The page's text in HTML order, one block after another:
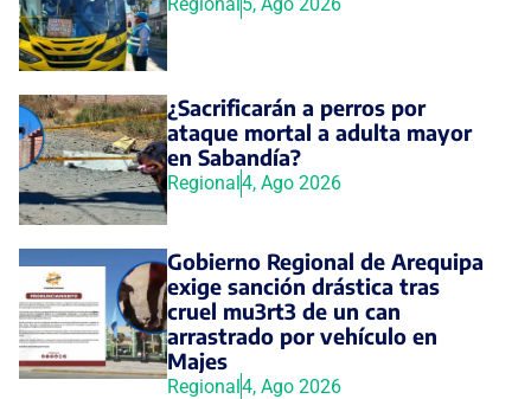
¿Sacrificarán a perros por
ataque mortal a adulta mayor
en Sabandía?
Regional4, Ago 2026
Gobierno Regional de Arequipa
exige sanción drástica tras
cruel mu3rt3 de un can
arrastrado por vehículo en
Majes
Regional4, Ago 2026